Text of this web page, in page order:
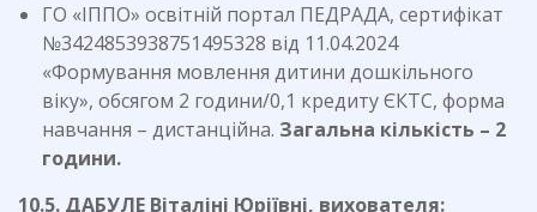
ГО «ІППО» освітній портал ПЕДРАДА, сертифікат
№3424853938751495328 від 11.04.2024
«Формування мовлення дитини дошкільного
віку», обсягом 2 години/0,1 кредиту ЄКТС, форма
навчання – дистанційна. Загальна кількість – 2
години.
10.5. ДАБУЛЕ Віталіні Юріївні, вихователя: